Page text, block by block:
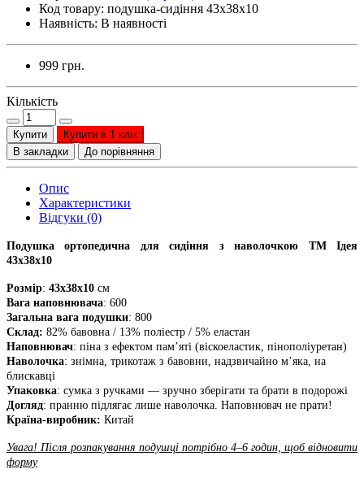
Код товару: подушка-сидіння 43х38х10
Наявність: В наявності
999 грн.
Кількість
Купити
Купити в 1 клік
В закладки
До порівняння
Опис
Характеристики
Відгуки (0)
Подушка ортопедична для сидіння з наволочкою ТМ Ідея
43х38х10
Розмір: 43х38х10 см
Вага наповнювача: 600
Загальна вага подушки: 800
Склад: 82% бавовна / 13% поліестр / 5% еластан
Наповнювач: піна з ефектом пам’яті (віскоеластик, пінополіуретан)
Наволочка: знімна, трикотаж з бавовни, надзвичайно м’яка, на
блискавці
Упаковка: сумка з ручками — зручно зберігати та брати в подорожі
Догляд: пранню підлягає лише наволочка. Наповнювач не прати!
Країна-виробник: Китай
Увага! Після розпакування подушці потрібно 4–6 годин, щоб відновити
форму